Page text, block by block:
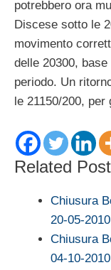
potrebbero ora
Discese sotto le
movimento
delle 20300,
periodo. Un
le 21150/200,
Related
Chiusura
20-05-2010
Chiusura
04-10-2010